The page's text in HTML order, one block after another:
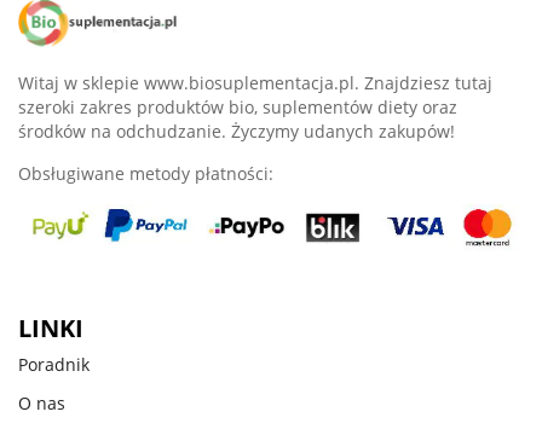
Witaj w sklepie www.biosuplementacja.pl. Znajdziesz tutaj
szeroki zakres produktów bio, suplementów diety oraz
środków na odchudzanie. Życzymy udanych zakupów!
Obsługiwane metody płatności:
LINKI
Poradnik
O nas